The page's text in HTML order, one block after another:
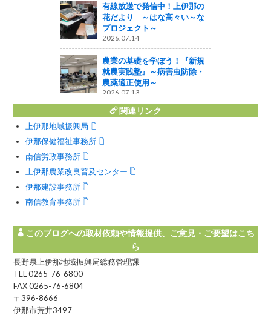
有線放送で発信中！上伊那の
花だより ～はな高々い～な
プロジェクト～
2026.07.14
農業の基礎を学ぼう！『新規
就農実践塾』～病害虫防除・
農薬適正使用～
2026.07.13
関連リンク
上伊那地域振興局
伊那保健福祉事務所
南信労政事務所
上伊那農業改良普及センター
伊那建設事務所
南信教育事務所
このブログへの取材依頼や情報提供、ご意見・ご要望はこち
ら
長野県上伊那地域振興局総務管理課
TEL 0265-76-6800
FAX 0265-76-6804
〒396-8666
伊那市荒井3497